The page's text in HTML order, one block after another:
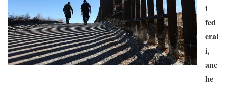
i
fed
eral
i,
anc
he